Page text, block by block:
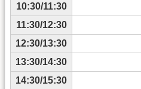
10:30/11:30
11:30/12:30
12:30/13:30
13:30/14:30
14:30/15:30